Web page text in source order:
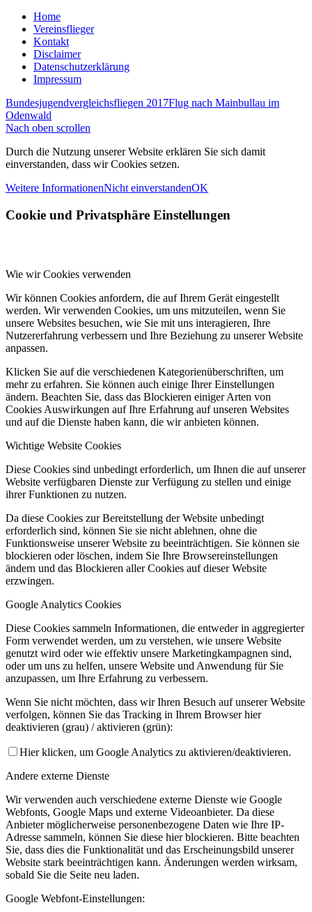
Home
Vereinsflieger
Kontakt
Disclaimer
Datenschutzerklärung
Impressum
Bundesjugendvergleichsfliegen 2017Flug nach Mainbullau im
Odenwald
Nach oben scrollen
Durch die Nutzung unserer Website erklären Sie sich damit
einverstanden, dass wir Cookies setzen.
Weitere InformationenNicht einverstandenOK
Cookie und Privatsphäre Einstellungen
Wie wir Cookies verwenden
Wir können Cookies anfordern, die auf Ihrem Gerät eingestellt
werden. Wir verwenden Cookies, um uns mitzuteilen, wenn Sie
unsere Websites besuchen, wie Sie mit uns interagieren, Ihre
Nutzererfahrung verbessern und Ihre Beziehung zu unserer Website
anpassen.
Klicken Sie auf die verschiedenen Kategorienüberschriften, um
mehr zu erfahren. Sie können auch einige Ihrer Einstellungen
ändern. Beachten Sie, dass das Blockieren einiger Arten von
Cookies Auswirkungen auf Ihre Erfahrung auf unseren Websites
und auf die Dienste haben kann, die wir anbieten können.
Wichtige Website Cookies
Diese Cookies sind unbedingt erforderlich, um Ihnen die auf unserer
Website verfügbaren Dienste zur Verfügung zu stellen und einige
ihrer Funktionen zu nutzen.
Da diese Cookies zur Bereitstellung der Website unbedingt
erforderlich sind, können Sie sie nicht ablehnen, ohne die
Funktionsweise unserer Website zu beeinträchtigen. Sie können sie
blockieren oder löschen, indem Sie Ihre Browsereinstellungen
ändern und das Blockieren aller Cookies auf dieser Website
erzwingen.
Google Analytics Cookies
Diese Cookies sammeln Informationen, die entweder in aggregierter
Form verwendet werden, um zu verstehen, wie unsere Website
genutzt wird oder wie effektiv unsere Marketingkampagnen sind,
oder um uns zu helfen, unsere Website und Anwendung für Sie
anzupassen, um Ihre Erfahrung zu verbessern.
Wenn Sie nicht möchten, dass wir Ihren Besuch auf unserer Website
verfolgen, können Sie das Tracking in Ihrem Browser hier
deaktivieren (grau) / aktivieren (grün):
Hier klicken, um Google Analytics zu aktivieren/deaktivieren.
Andere externe Dienste
Wir verwenden auch verschiedene externe Dienste wie Google
Webfonts, Google Maps und externe Videoanbieter. Da diese
Anbieter möglicherweise personenbezogene Daten wie Ihre IP-
Adresse sammeln, können Sie diese hier blockieren. Bitte beachten
Sie, dass dies die Funktionalität und das Erscheinungsbild unserer
Website stark beeinträchtigen kann. Änderungen werden wirksam,
sobald Sie die Seite neu laden.
Google Webfont-Einstellungen: